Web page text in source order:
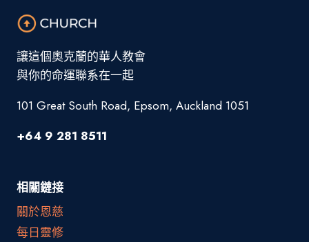
讓這個奧克蘭的華人教會
與你的命運聯系在一起
101 Great South Road, Epsom, Auckland 1051
+64 9 281 8511
相關鏈接
關於恩慈
每日靈修